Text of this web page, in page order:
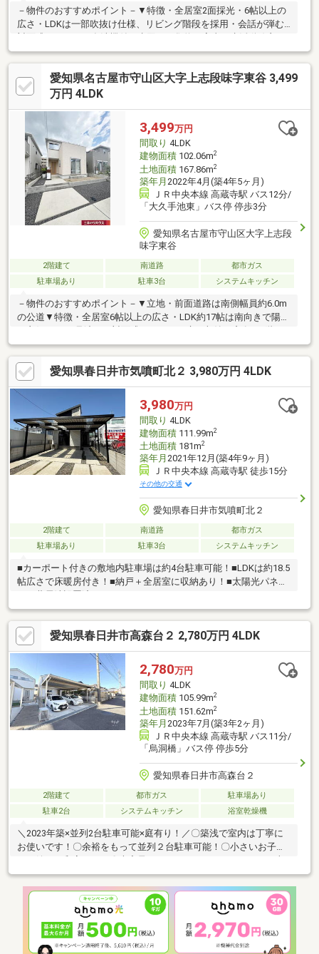
－物件のおすすめポイント－▼特徴・全居室2面採光・6帖以上の
広さ・LDKは一部吹抜け仕様、リビング階段を採用・会話が弾む
好・各居室・1階ホールに収納スペース有・南側にお庭・ウッドデ
ッキ有・駐車2台可能(車種による)▼2026年8月室内リフォーム内
容【交換】トイレ、洗面台、給湯器【張替】クロス、網戸【その
他】コンロ新品設置、白蟻点検、室内クリーニング▼周辺環境・
ます ━━━━━・・・物件の詳細・ご相談はお気軽にお問い合わ
せください。
愛知県名古屋市守山区大字上志段味字東谷 3,499
万円 4LDK
3,499万円
間取り 4LDK
建物面積102.06m2
土地面積167.86m2
築年月 2022年4月(築4年5ヶ月)
ＪＲ中央本線 高蔵寺駅 バス12分/
「大久手池東」バス停 停歩3分
愛知県名古屋市守山区大字上志段
味字東谷
2階建て 南道路
都市ガス
駐車場あり
駐車3台 システムキッチン
－物件のおすすめポイント－▼立地・前面道路は南側幅員約6.0m
の公道▼特徴・全居室6帖以上の広さ・LDK約17帖は南向きで陽当
独立配置の和室有、客間など多目的に利用可能・WICなど、各洋
室・和室・2階ホールに収納を確保・南向きのバルコニー▼設備・
複層ガラス・各階にトイレ有▼周辺環境・上志段味小学校 徒歩9
分(約670m)・セブンイレブン名古屋上志段味南店 徒歩7分(約
500m)■ ご希望の住まい探しをお手伝いします ━━━━━・・・
物件の詳細・ご相談はお気軽にお問い合わせください。
愛知県春日井市気噴町北２ 3,980万円 4LDK
3,980万円
間取り 4LDK
建物面積111.99m2
土地面積181m2
築年月 2021年12月(築4年9ヶ月)
ＪＲ中央本線 高蔵寺駅 徒歩15分
その他の交通
愛知県春日井市気噴町北２
2階建て 南道路
都市ガス
駐車場あり
駐車3台 システムキッチン
■カーポート付きの敷地内駐車場は約4台駐車可能！■LDKは約18.5
帖広さで床暖房付き！■納戸＋全居室に収納あり！■太陽光パネ
愛知県春日井市高森台２ 2,780万円 4LDK
2,780万円
間取り 4LDK
建物面積105.99m2
土地面積151.62m2
築年月 2023年7月(築3年2ヶ月)
ＪＲ中央本線 高蔵寺駅 バス11分/
「烏洞橋」バス停 停歩5分
愛知県春日井市高森台２
2階建て 都市ガス
駐車場あり
駐車2台
システムキッチン 浴室乾燥機
＼2023年築×並列2台駐車可能×庭有り！／〇築浅で室内は丁寧に
お使いです！〇余裕をもって並列２台駐車可能！〇小さいお子様
納豊富！〇南東向きの庭スペースあり！〇太陽光パネル設置済
み！＼第一種低層住居専用地域のゆとりある街並み！／〇高森台
小学校徒歩13分！〇徒歩圏内に公園複数あり！〇整然とした綺麗
な街並みです！【弊社について】定休日なしのウィルなら即日対
応可能です！住宅ローンやリフォームのご相談も承ります！まず
はお気軽にお問合せください！